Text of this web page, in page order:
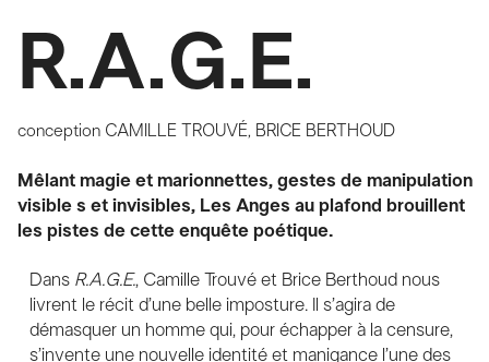
R.A.G.E.
conception CAMILLE TROUVÉ, BRICE BERTHOUD
Mêlant magie et marionnettes, gestes de manipulation
visible s et invisibles, Les Anges au plafond brouillent
les pistes de cette enquête poétique.
Dans R.A.G.E., Camille Trouvé et Brice Berthoud nous
livrent le récit d’une belle imposture. Il s’agira de
démasquer un homme qui, pour échapper à la censure,
s’invente une nouvelle identité et manigance l’une des